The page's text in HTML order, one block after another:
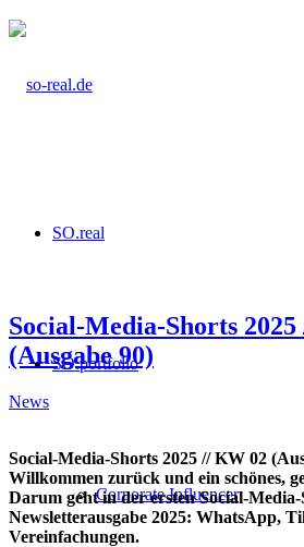
SO.real
SO.portfolio
Corporate Influencer
Social-Media-Shorts
(Ausgabe 90)
News
Social-Media-Shorts 2025 // KW 02
Willkommen zurück und ein schönes,
Darum geht in der ersten Social-
Newsletterausgabe 2025: WhatsApp,
Vereinfachungen.